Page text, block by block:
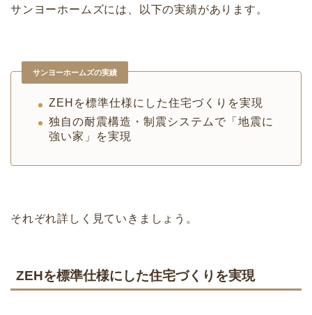
サンヨーホームズには、以下の実績があります。
サンヨーホームズの実績
ZEHを標準仕様にした住宅づくりを実現
独自の耐震構造・制震システムで「地震に
強い家」を実現
それぞれ詳しく見ていきましょう。
ZEHを標準仕様にした住宅づくりを実現